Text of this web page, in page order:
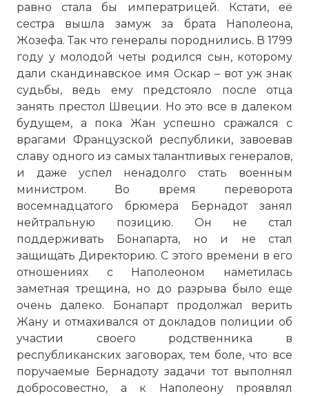
равно стала бы императрицей. Кстати, её
сестра вышла замуж за брата Наполеона,
Жозефа. Так что генералы породнились. В 1799
году у молодой четы родился сын, которому
дали скандинавское имя Оскар – вот уж знак
судьбы, ведь ему предстояло после отца
занять престол Швеции. Но это все в далеком
будущем, а пока Жан успешно сражался с
врагами Французской республики, завоевав
славу одного из самых талантливых генералов,
и даже успел ненадолго стать военным
министром. Во время переворота
восемнадцатого брюмера Бернадот занял
нейтральную позицию. Он не стал
поддерживать Бонапарта, но и не стал
защищать Директорию. С этого времени в его
отношениях с Наполеоном наметилась
заметная трещина, но до разрыва было еще
очень далеко. Бонапарт продолжал верить
Жану и отмахивался от докладов полиции об
участии своего родственника в
республиканских заговорах, тем боле, что все
поручаемые Бернадоту задачи тот выполнял
добросовестно, а к Наполеону проявлял